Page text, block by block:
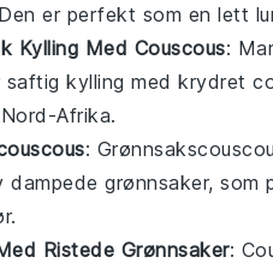
er perfekt som en lett
Kylling Med Couscous:
saftig kylling med krydret
Afrika.
:
dampede grønnsaker, som
Ristede Grønnsaker: